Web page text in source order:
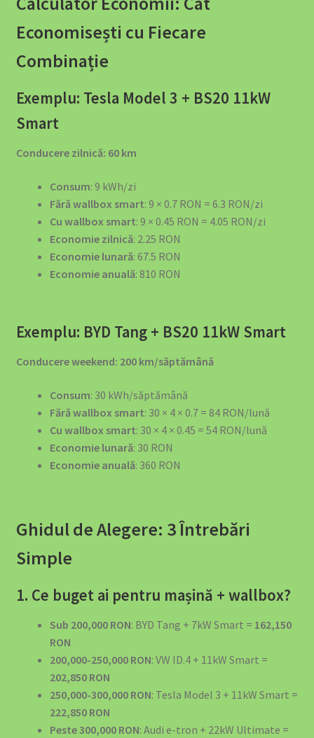
Economisești cu Fiecare
Combinație
Exemplu: Tesla Model 3 + BS20 11kW
Smart
Conducere zilnică: 60 km
Consum: 9 kWh/zi
Fără wallbox smart: 9 × 0.7 RON = 6.3 RON/zi
Cu wallbox smart: 9 × 0.45 RON = 4.05 RON/zi
Economie zilnică: 2.25 RON
Economie lunară: 67.5 RON
Economie anuală: 810 RON
Exemplu: BYD Tang + BS20 11kW Smart
Conducere weekend: 200 km/săptămână
Consum: 30 kWh/săptămână
Fără wallbox smart: 30 × 4 × 0.7 = 84 RON/lună
Cu wallbox smart: 30 × 4 × 0.45 = 54 RON/lună
Economie lunară: 30 RON
Economie anuală: 360 RON
Ghidul de Alegere: 3 Întrebări
Simple
1. Ce buget ai pentru mașină + wallbox?
Sub 200,000 RON: BYD Tang + 7kW Smart = 162,150
RON
200,000-250,000 RON: VW ID.4 + 11kW Smart =
202,850 RON
250,000-300,000 RON: Tesla Model 3 + 11kW Smart =
222,850 RON
Peste 300,000 RON: Audi e-tron + 22kW Ultimate =